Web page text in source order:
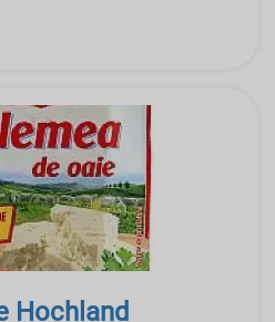
Hochland